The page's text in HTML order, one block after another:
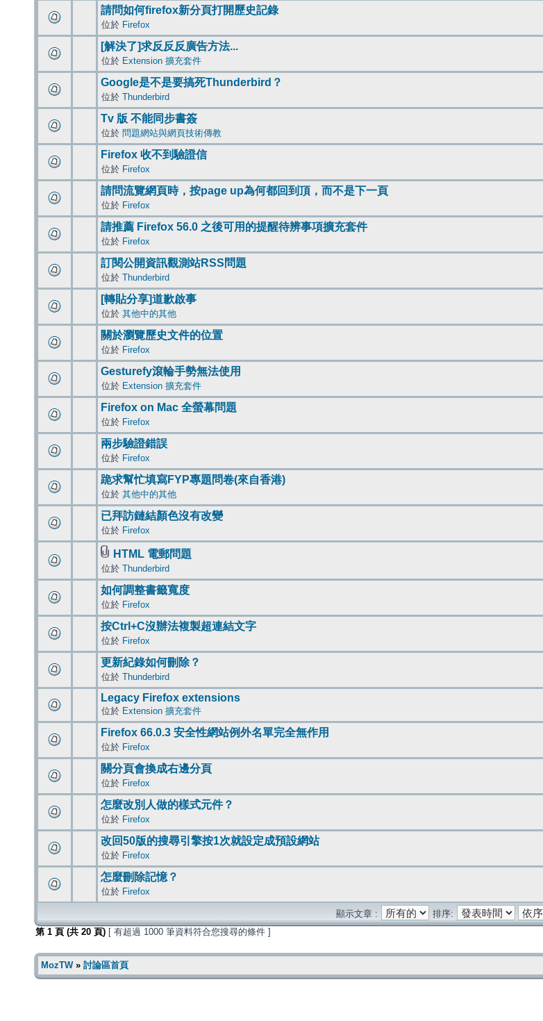
請問如何firefox新分頁打開歷史記錄
位於 Firefox
[解決了]求反反反廣告方法...
位於 Extension 擴充套件
Google是不是要搞死Thunderbird？
位於 Thunderbird
Tv 版 不能同步書簽
位於 問題網站與網頁技術傳教
Firefox 收不到驗證信
位於 Firefox
請問流覽網頁時，按page up為何都回到頂，而不是下一頁
位於 Firefox
請推薦 Firefox 56.0 之後可用的提醒待辨事項擴充套件
位於 Firefox
訂閱公開資訊觀測站RSS問題
位於 Thunderbird
[轉貼分享]道歉啟事
位於 其他中的其他
關於瀏覽歷史文件的位置
位於 Firefox
Gesturefy滾輪手勢無法使用
位於 Extension 擴充套件
Firefox on Mac 全螢幕問題
位於 Firefox
兩步驗證錯誤
位於 Firefox
跪求幫忙填寫FYP專題問卷(來自香港)
位於 其他中的其他
已拜訪鏈結顏色沒有改變
位於 Firefox
HTML 電郵問題
位於 Thunderbird
如何調整書籤寬度
位於 Firefox
按Ctrl+C沒辦法複製超連結文字
位於 Firefox
更新紀錄如何刪除？
位於 Thunderbird
Legacy Firefox extensions
位於 Extension 擴充套件
Firefox 66.0.3 安全性網站例外名單完全無作用
位於 Firefox
關分頁會換成右邊分頁
位於 Firefox
怎麼改別人做的樣式元件？
位於 Firefox
改回50版的搜尋引擎按1次就設定成預設網站
位於 Firefox
怎麼刪除記憶？
位於 Firefox
顯示文章 :
排序:
第 1 頁 (共 20 頁) [ 有超過 1000 筆資料符合您搜尋的條件 ]
MozTW» 討論區首頁